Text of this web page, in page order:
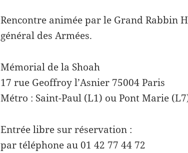
Rencontre animée par le Grand Rabbin
général des Armées.
Mémorial de la Shoah
17 rue Geoffroy l’Asnier 75004 Paris
Métro : Saint-Paul (L1) ou Pont Marie
Entrée libre sur réservation :
par téléphone au 01 42 77 44 72